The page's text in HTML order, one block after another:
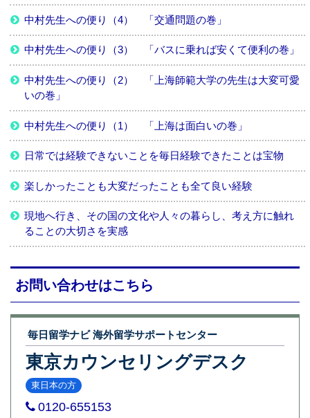
中村先生への便り（4） 「交通問題の巻」
中村先生への便り（3） 「バスに乗れば安くて便利の巻」
中村先生への便り（2） 「上海師範大学の先生は大変可愛
いの巻」
中村先生への便り（1） 「上海は面白いの巻」
日常では経験できないことを毎日経験できたことは宝物
楽しかったことも大変だったことも全て良い経験
現地へ行き、その国の文化や人々の暮らし、考え方に触れ
ることの大切さを実感
お問い合わせはこちら
毎日留学ナビ 海外留学サポートセンター
東京カウンセリングデスク
東日本の方
0120-655153